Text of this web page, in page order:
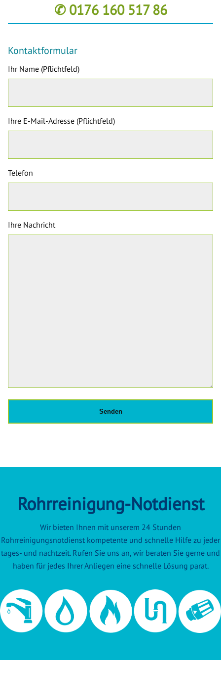
✆ 0176 160 517 86
Kontaktformular
Ihr Name (Pflichtfeld)
Ihre E-Mail-Adresse (Pflichtfeld)
Telefon
Ihre Nachricht
Rohrreinigung-Notdienst
Wir bieten Ihnen mit unserem 24 Stunden
Rohrreinigungsnotdienst kompetente und schnelle Hilfe zu jeder
tages- und nachtzeit. Rufen Sie uns an, wir beraten Sie gerne und
haben für jedes Ihrer Anliegen eine schnelle Lösung parat.